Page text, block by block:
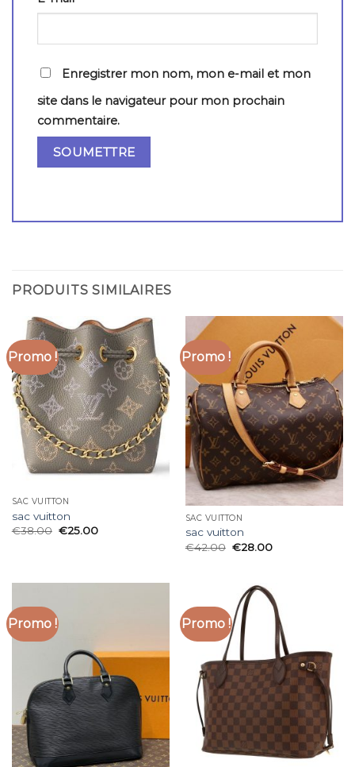
Enregistrer mon nom, mon e-mail et mon
site dans le navigateur pour mon prochain
commentaire.
PRODUITS SIMILAIRES
Promo !
SAC VUITTON
sac vuitton
€38.00 €25.00
Promo !
SAC VUITTON
sac vuitton
€42.00 €28.00
Promo ! Promo !